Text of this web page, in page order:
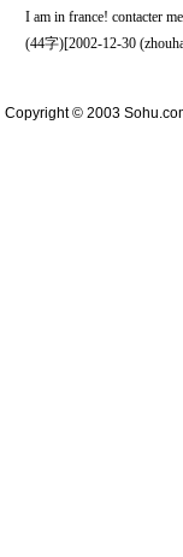
I am in france! contacter
(44字)[2002-12-30
Copyright © 2003